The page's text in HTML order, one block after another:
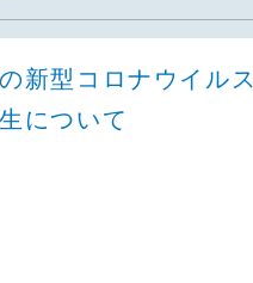
新型コロナウイルス
について